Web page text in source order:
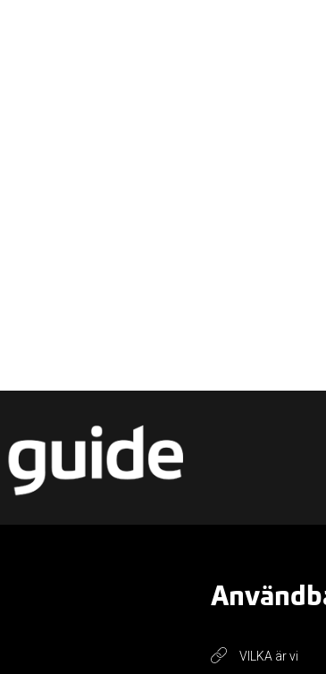
VILKA är vi